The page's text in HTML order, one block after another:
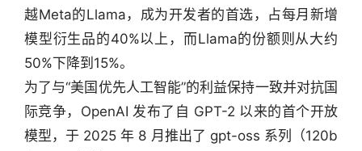
越Meta的Llama，成为开发者的首选，占每月新增
模型衍生品的40%以上，而Llama的份额则从大约
50%下降到15%。
为了与“美国优先人工智能”的利益保持一致并对抗国
际竞争，OpenAI 发布了自 GPT-2 以来的首个开放
模型，于 2025 年 8 月推出了 gpt-oss 系列（120b